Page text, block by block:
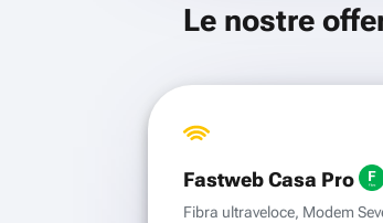
Le nostre
Fastweb Casa Pro
Fibra ultraveloce, Modem